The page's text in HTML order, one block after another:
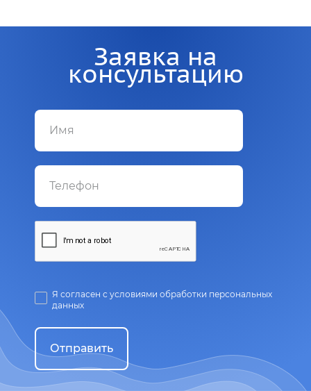
Заявка на
консультацию
Я согласен с условиями обработки персональных
данных
Отправить